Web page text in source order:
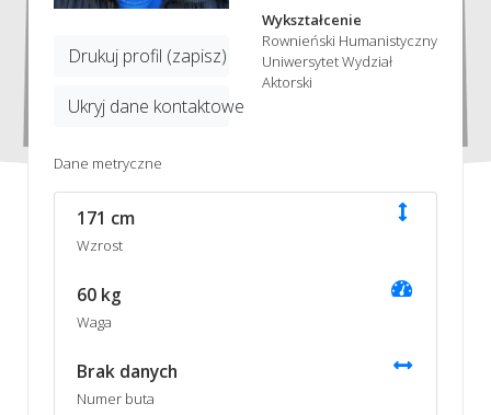
Drukuj profil (zapisz)
Ukryj dane kontaktowe
Wykształcenie
Rownieński Humanistyczny
Uniwersytet Wydział
Aktorski
Dane metryczne
171 cm
Wzrost
60 kg
Waga
Brak danych
Numer buta